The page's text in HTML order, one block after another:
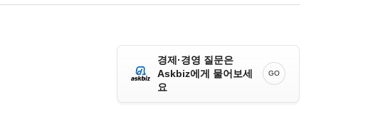
경제·경영 질문은
Askbiz에게 물어보세
요
GO